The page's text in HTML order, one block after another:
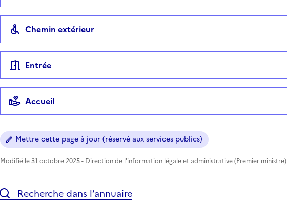
Chemin extérieur
Entrée
Accueil
Mettre cette page à jour (réservé aux services publics)
Modifié le 31 octobre 2025 - Direction de l'information légale et administrative (Premier ministre)
Recherche dans l’annuaire